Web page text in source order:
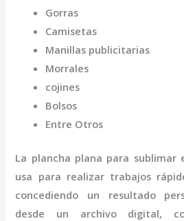
Gorras
Camisetas
Manillas publicitarias
Morrales
cojines
Bolsos
Entre Otros
La plancha plana para sublimar
usa para realizar trabajos
concediendo un resultado
desde un archivo digital,